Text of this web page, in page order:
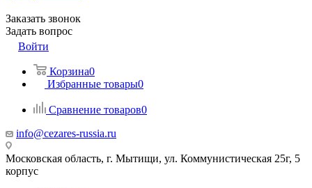
Заказать звонок
Задать вопрос
Войти
Корзина0
Избранные товары0
Сравнение товаров0
info@cezares-russia.ru
Московская область, г. Мытищи, ул. Коммунистическая 25г, 5
корпус